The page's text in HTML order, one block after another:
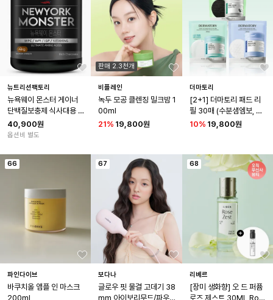
뉴트리션팩토리
뉴욕웨이 몬스터 게이너
단백질보충제 식사대용 2
kg 4kg
40,900원
옵션비 별도
판매 2.3천개
비플레인
녹두 모공 클렌징 밀크밤 1
00ml
21% 19,800원
더마토리
[2+1] 더마토리 패드 리
필 30매 (수분샘엠보, 진
정거즈, 클리어 블랙)
10% 19,800원
66
파인다이브
바쿠치올 앰플 인 마스크
200ml
67
보다나
글로우 핏 물결 고데기 38
mm 아이보리무드/파우더
68
리베르
[장미 생화향] 오 드 퍼퓸
로즈 제스트 30ML Ros